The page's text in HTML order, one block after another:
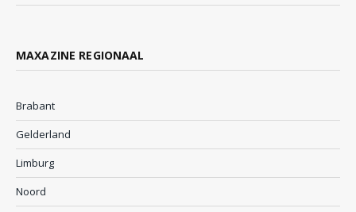
MAXAZINE REGIONAAL
Brabant
Gelderland
Limburg
Noord